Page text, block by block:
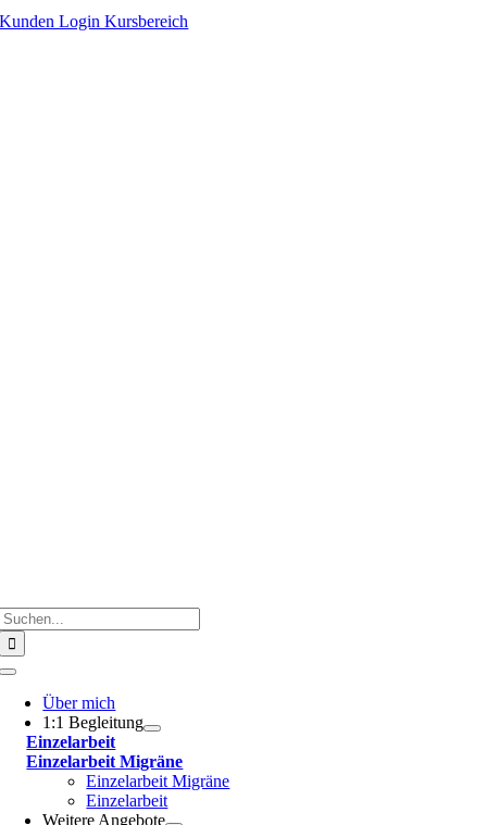
Zum
Kunden Login Kursbereich
Toggle
NavigationÜber mich
1:1 Begleitung
Einzelarbeit
Einzelarbeit Migräne
Einzelarbeit Migräne
Einzelarbeit
Weitere Angebote